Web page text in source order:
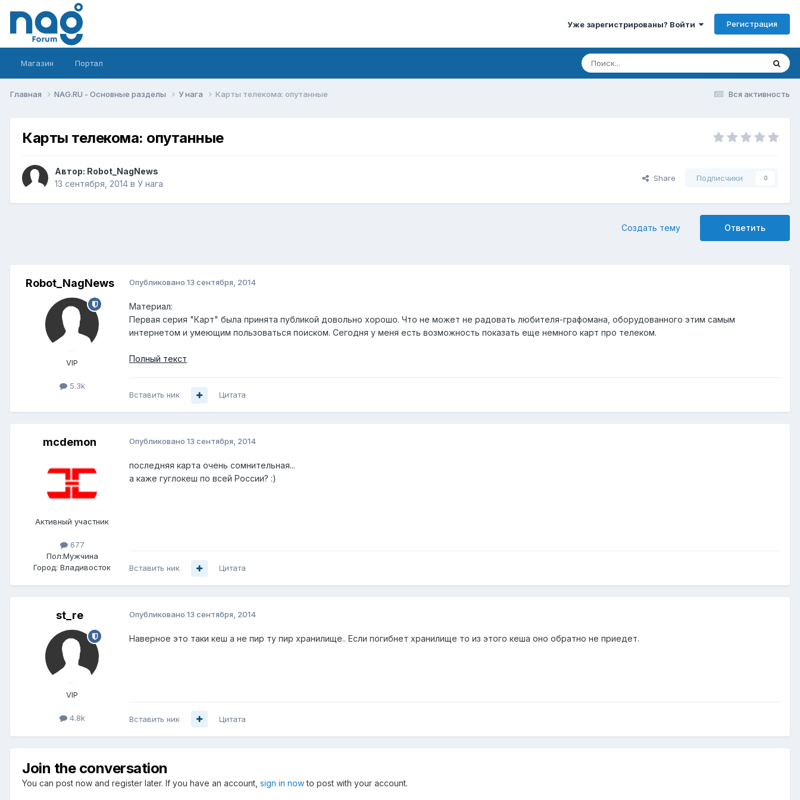
Уже зарегистрированы? Войти Регистрация
Магазин Портал
Вся активность
Главная NAG.RU - Основные разделы У нага Карты телекома: опутанные
Карты телекома: опутанные
Автор: Robot_NagNews
13 сентября, 2014 в У нага
Share Подписчики 0
Ответить
Создать тему
Robot_NagNews
VIP
5.3k
Опубликовано 13 сентября, 2014
Материал:
Первая серия "Карт" была принята публикой довольно хорошо. Что не может не радовать любителя-графомана, оборудованного этим самым
интернетом и умеющим пользоваться поиском. Сегодня у меня есть возможность показать еще немного карт про телеком.
Полный текст
Вставить ник Цитата
mcdemon
Активный участник
677
Пол:Мужчина
Город: Владивосток
Опубликовано 13 сентября, 2014
последняя карта очень сомнительная...
а каже гуглокеш по всей России? :)
Вставить ник Цитата
st_re
VIP
4.8k
Опубликовано 13 сентября, 2014
Наверное это таки кеш а не пир ту пир хранилище.. Если погибнет хранилище то из этого кеша оно обратно не приедет.
Вставить ник Цитата
Join the conversation
You can post now and register later. If you have an account, sign in nowto post with your account.